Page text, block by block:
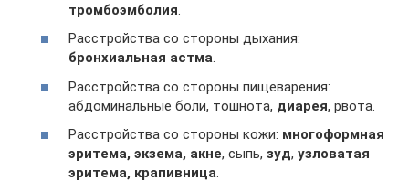
тромбоэмболия.
Расстройства со стороны дыхания:
бронхиальная астма.
Расстройства со стороны пищеварения:
абдоминальные боли, тошнота, диарея, рвота.
Расстройства со стороны кожи: многоформная
эритема, экзема, акне, сыпь, зуд, узловатая
эритема, крапивница.